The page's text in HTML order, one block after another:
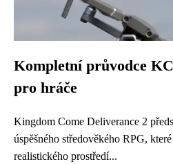
Kompletní průvodce
pro hráče
Kingdom Come Deliverance 2
úspěšného středověkého RPG,
realistického prostředí...